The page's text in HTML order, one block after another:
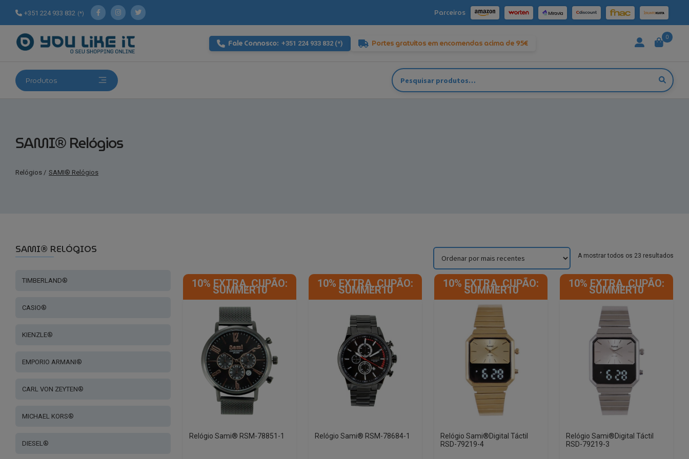
+351 224 933 832 (*) Parceiros
Fale Connosco: +351 224 933 832 (*) Portes gratuitos em encomendas acima de 95€
0
Produtos
Pesquisar
por:
SAMI® Relógios
Relógios / SAMI® Relógios
A mostrar todos os 23 resultados
10% EXTRA, CUPÃO:
SUMMER10
Relógio Sami® RSM-78851-1
10% EXTRA, CUPÃO:
SUMMER10
Relógio Sami® RSM-78684-1
10% EXTRA, CUPÃO:
SUMMER10
Relógio Sami®Digital Táctil
RSD-79219-4
10% EXTRA, CUPÃO:
SUMMER10
Relógio Sami®Digital Táctil
RSD-79219-3
SAMI® RELÓGIOS
TIMBERLAND®
CASIO®
KIENZLE®
EMPORIO ARMANI®
CARL VON ZEYTEN®
MICHAEL KORS®
DIESEL®